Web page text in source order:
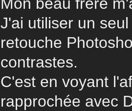
J'ai utiliser un
retouche
contrastes.
C'est en voyant
rapprochée avec